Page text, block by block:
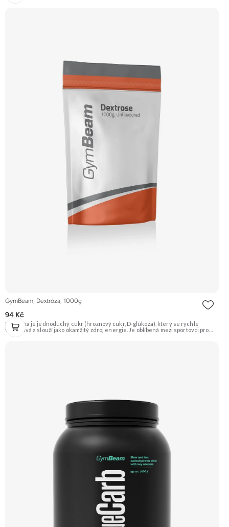
GymBeam, Dextróza, 1000g
94 Kč
Dextróza je jednoduchý cukr (hroznový cukr, D-glukóza), který se rychle
vstřebává a slouží jako okamžitý zdroj energie. Je oblíbená mezi sportovci pro